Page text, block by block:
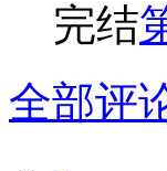
完结
全部评